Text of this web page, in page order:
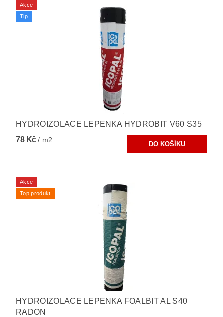
Akce
Tip
HYDROIZOLACE LEPENKA HYDROBIT V60 S35
78 Kč/ m2
Akce
Top produkt
HYDROIZOLACE LEPENKA FOALBIT AL S40
RADON